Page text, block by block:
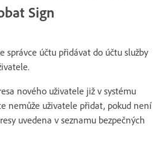
Sign
správce účtu přidávat do účtu služby
nového uživatele již v systému
nemůže uživatele přidat, pokud není
uvedena v seznamu bezpečných